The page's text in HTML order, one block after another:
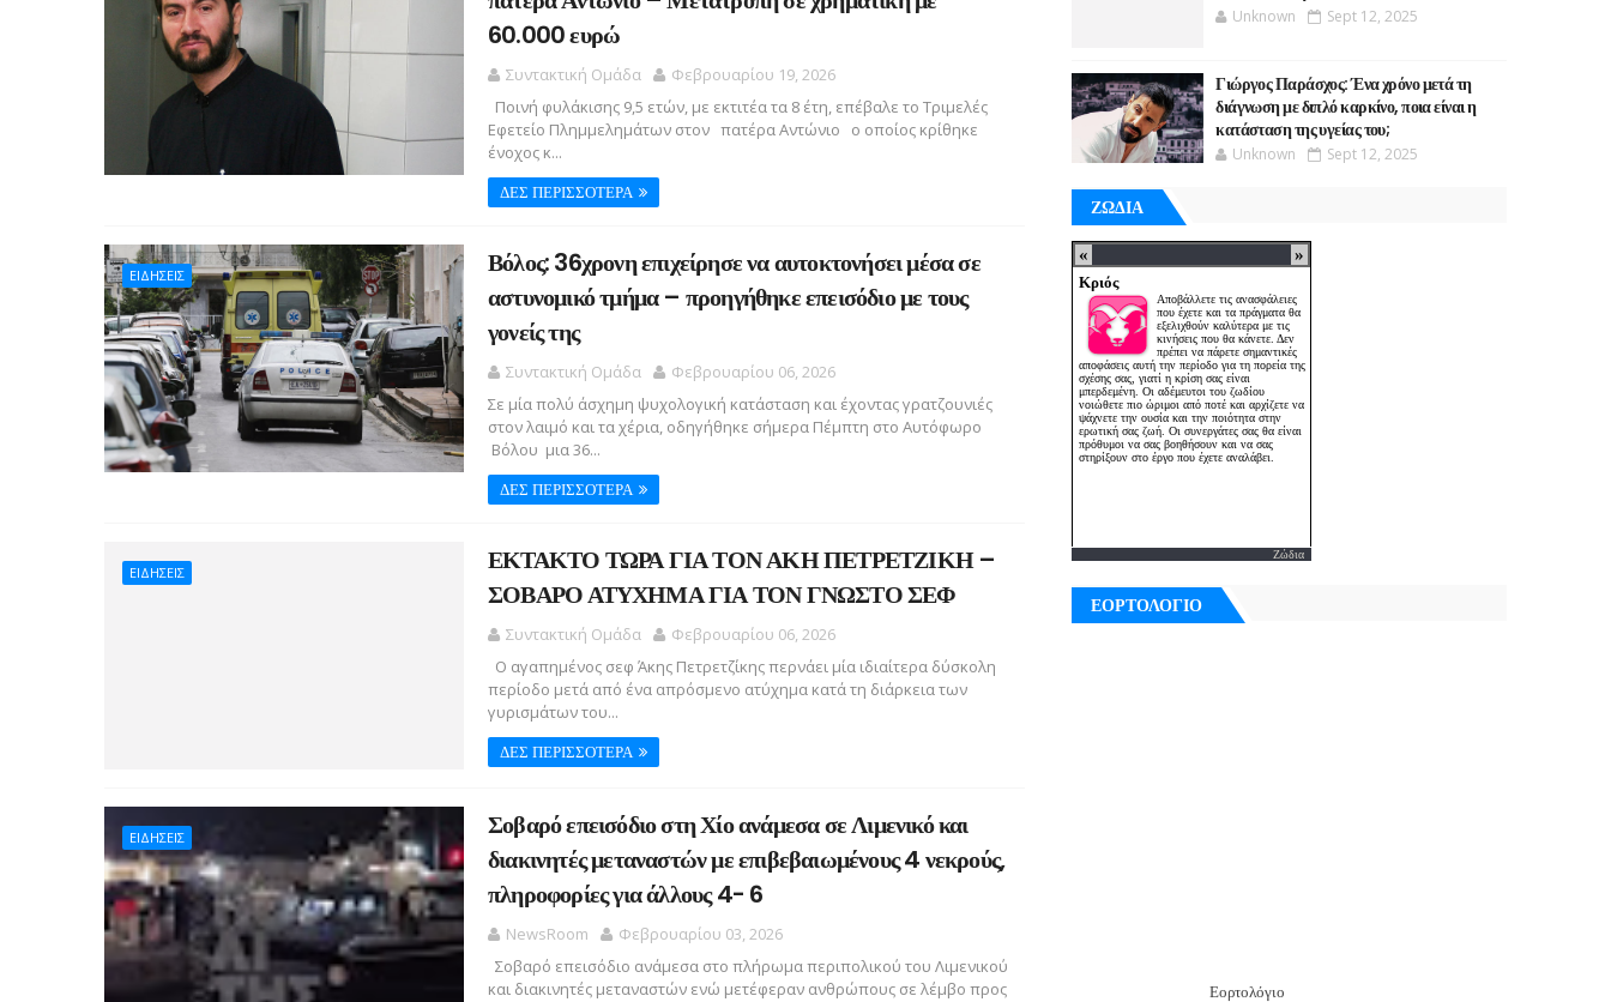
60.000 ευρώ
Συντακτική Ομάδα
Φεβρουαρίου 19, 2026
Ποινή φυλάκισης 9,5 ετών, με εκτιτέα τα 8 έτη, επέβαλε το Τριμελές
Εφετείο Πλημμελημάτων στον πατέρα Αντώνιο ο οποίος κρίθηκε
ένοχος κ...
ΔΕΣ ΠΕΡΙΣΣΟΤΕΡΑ
ΕΙΔΗΣΕΙΣ
Βόλος: 36χρονη επιχείρησε να αυτοκτονήσει μέσα σε
αστυνομικό τμήμα – προηγήθηκε επεισόδιο με τους
γονείς της
Συντακτική Ομάδα
Φεβρουαρίου 06, 2026
Σε μία πολύ άσχημη ψυχολογική κατάσταση και έχοντας γρατζουνιές
στον λαιμό και τα χέρια, οδηγήθηκε σήμερα Πέμπτη στο Αυτόφωρο
Βόλου μια 36...
ΔΕΣ ΠΕΡΙΣΣΟΤΕΡΑ
ΕΙΔΗΣΕΙΣ
ΕΚΤΑΚΤΟ ΤΩΡΑ ΓΙΑ ΤΟΝ ΑΚΗ ΠΕΤΡΕΤΖΙΚΗ –
ΣΟΒΑΡΟ ΑΤΥΧΗΜΑ ΓΙΑ ΤΟΝ ΓΝΩΣΤΟ ΣΕΦ
Συντακτική Ομάδα
Φεβρουαρίου 06, 2026
Ο αγαπημένος σεφ Άκης Πετρετζίκης περνάει μία ιδιαίτερα δύσκολη
περίοδο μετά από ένα απρόσμενο ατύχημα κατά τη διάρκεια των
γυρισμάτων του...
ΔΕΣ ΠΕΡΙΣΣΟΤΕΡΑ
ΕΙΔΗΣΕΙΣ
Σοβαρό επεισόδιο στη Χίο ανάμεσα σε Λιμενικό και
διακινητές μεταναστών με επιβεβαιωμένους 4 νεκρούς,
πληροφορίες για άλλους 4- 6
NewsRoom
Φεβρουαρίου 03, 2026
Σοβαρό επεισόδιο ανάμεσα στο πλήρωμα περιπολικού του Λιμενικού
και διακινητές μεταναστών ενώ μετέφεραν ανθρώπους σε λέμβο προς
Unknown Sept 12, 2025
Γιώργος Παράσχος: Ένα χρόνο μετά τη
διάγνωση με διπλό καρκίνο, ποια είναι η
κατάσταση της υγείας του;
Unknown Sept 12, 2025
ΖΩΔΙΑ
Ζώδια
ΕΟΡΤΟΛΟΓΙΟ
Εορτολόγιο